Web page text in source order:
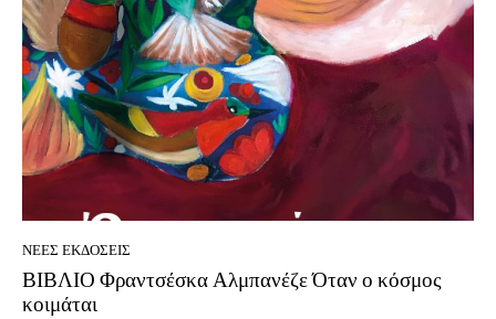
ΝΈΕΣ ΕΚΔΌΣΕΙΣ
ΒΙΒΛΙΟ Φραντσέσκα Αλμπανέζε Όταν ο κόσμος
κοιμάται